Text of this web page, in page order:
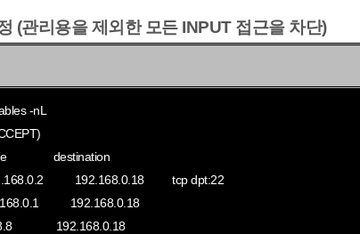
(관리용을 제외한 모든 INPUT 접근을 차단)
-nL
destination
192.168.0.18 tcp dpt:22
192.168.0.18
192.168.0.18